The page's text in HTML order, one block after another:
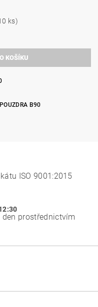
ks)
B90
ISO 9001:2015
prostřednictvím